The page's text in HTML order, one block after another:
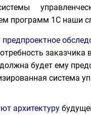
программ 1С наши
предпроектное
заказчика
будет ему
система
архитектуру